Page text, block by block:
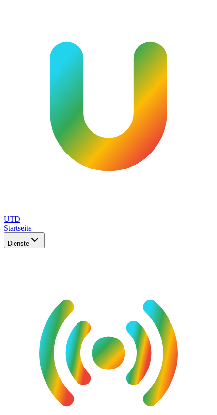
UTD
Startseite
Dienste